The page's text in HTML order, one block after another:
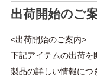
出荷開始のご
<出荷開始のご案内>
下記アイテムの出荷を
製品の詳しい情報につ